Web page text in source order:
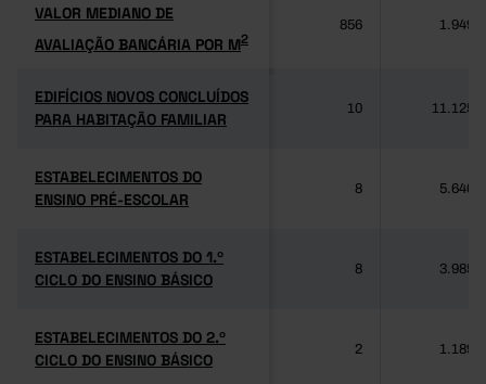
VALOR MEDIANO DE
AVALIAÇÃO BANCÁRIA POR M2
VALOR MEDIANO DE
AVALIAÇÃO BANCÁRIA POR M2
856 1.949
EDIFÍCIOS NOVOS CONCLUÍDOS
PARA HABITAÇÃO FAMILIAR
EDIFÍCIOS NOVOS CONCLUÍDOS
PARA HABITAÇÃO FAMILIAR
10 11.125
ESTABELECIMENTOS DO
ENSINO PRÉ-ESCOLAR
ESTABELECIMENTOS DO
ENSINO PRÉ-ESCOLAR
8 5.640
ESTABELECIMENTOS DO 1.º
CICLO DO ENSINO BÁSICO
ESTABELECIMENTOS DO 1.º
CICLO DO ENSINO BÁSICO
8 3.985
ESTABELECIMENTOS DO 2.º
CICLO DO ENSINO BÁSICO
ESTABELECIMENTOS DO 2.º
CICLO DO ENSINO BÁSICO
2 1.189